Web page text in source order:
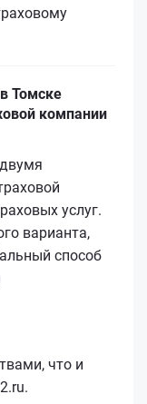
Томске
компании
услуг.
варианта,
способ
что и